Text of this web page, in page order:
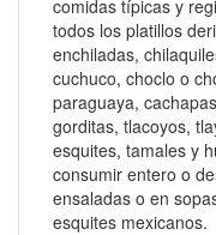
comidas típicas y
todos los platillos
enchiladas,
cuchuco, choclo o
paraguaya,
gorditas, tlacoyos,
esquites, tamales y
consumir entero o
ensaladas o en
esquites mexicanos.